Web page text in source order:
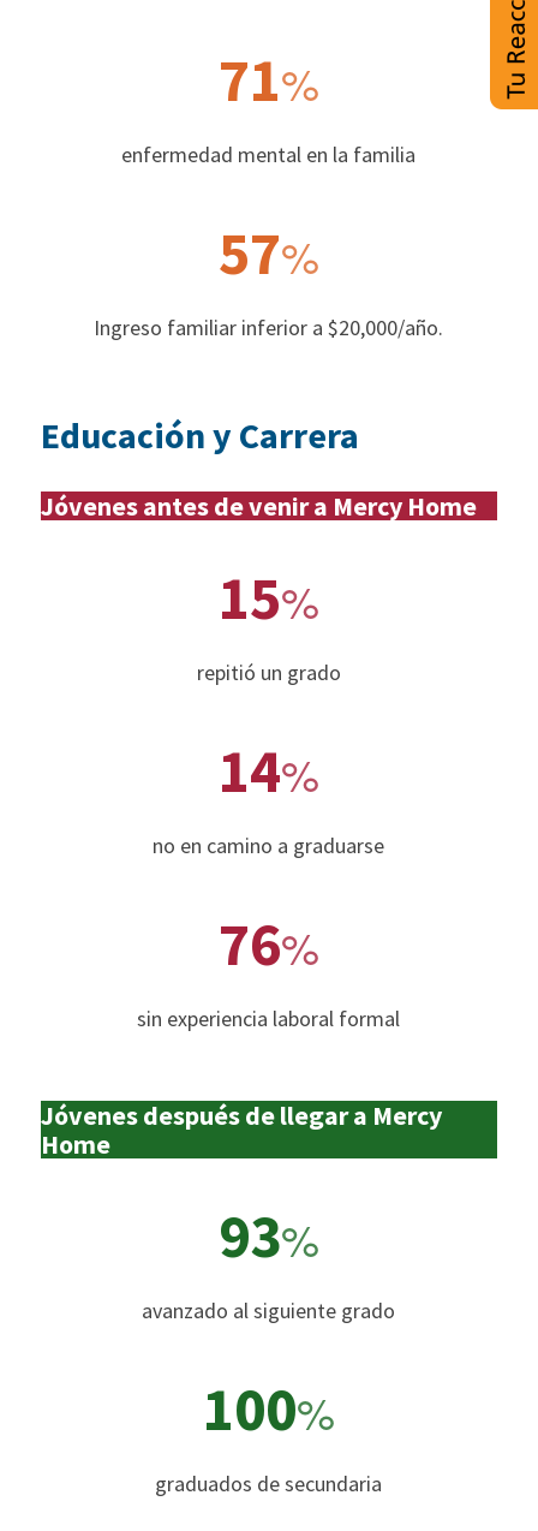
71%
enfermedad mental en la familia
57%
Ingreso familiar inferior a $20,000/año.
Educación y Carrera
Jóvenes antes de venir a Mercy Home
15%
repitió un grado
14%
no en camino a graduarse
76%
sin experiencia laboral formal
Jóvenes después de llegar a Mercy
Home
93%
avanzado al siguiente grado
100%
graduados de secundaria